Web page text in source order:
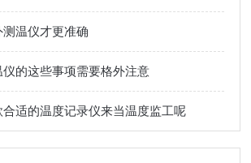
温仪才更准确
仪的这些事项需要格外注意
适的温度记录仪来当温度监工呢